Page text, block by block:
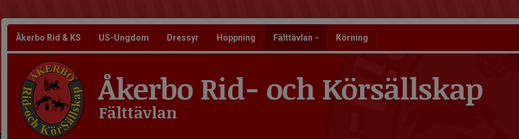
Åkerbo Rid & KS US-Ungdom Dressyr Hoppning Fälttävlan Körning
Åkerbo Rid- och Körsällskap
Fälttävlan